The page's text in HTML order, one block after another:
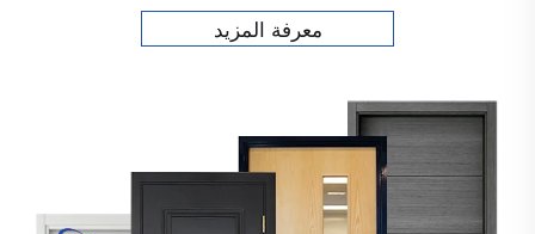
معرفة المزيد